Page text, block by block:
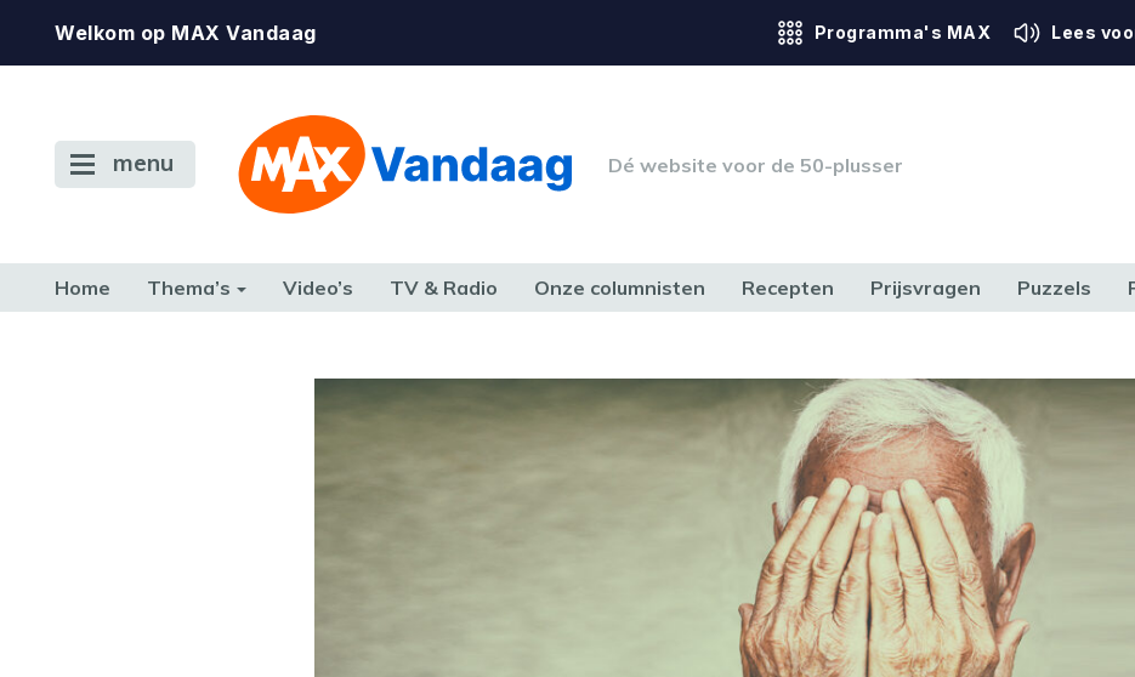
Welkom op MAX Vandaag Programma's MAX Lees
menu Dé website voor de 50-plusser
Home Thema’s Video’s TV & Radio Onze columnisten Recepten Prijsvragen Puzzels